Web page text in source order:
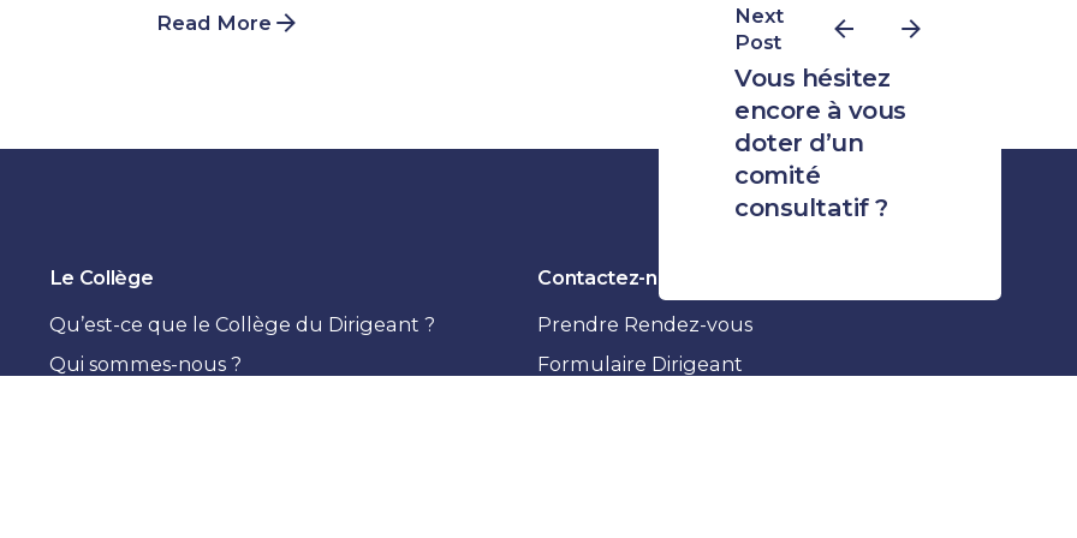
Next
Post
Vous hésitez
encore à vous
doter d’un
comité
consultatif ?
Read More
Le Collège
Qu’est-ce que le Collège du Dirigeant ?
Qui sommes-nous ?
Contactez-nous
Prendre Rendez-vous
Formulaire Dirigeant